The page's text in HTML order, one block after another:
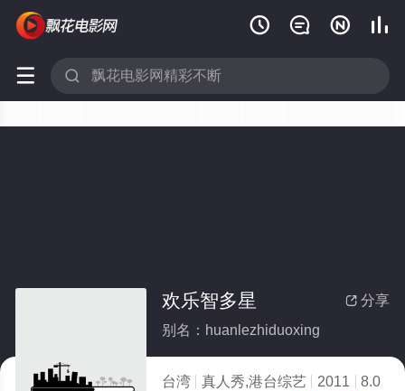
   
 
 分享
欢乐智多星
别名：huanlezhiduoxing
台湾 真人秀,港台综艺 2011
8.0